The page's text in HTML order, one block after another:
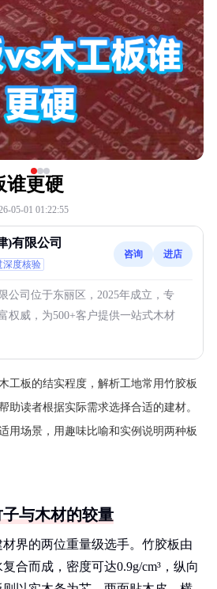
谁更硬
05-01 01:22:55
)有限公司
深度核验
咨询 进店
公司位于东丽区，2025年成立，专
权威，为500+客户提供一站式木材
工板的结实程度，解析工地常用竹胶板
助读者根据实际需求选择合适的建材。
用场景，用趣味比喻和实例说明两种板
与木材的较量
界的两位重量级选手。竹胶板由
合而成，密度可达0.9g/cm³，纵向